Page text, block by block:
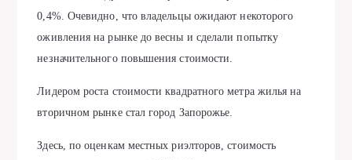
0,4%. Очевидно, что владельцы ожидают некоторого
оживления на рынке до весны и сделали попытку
незначительного повышения стоимости.
Лидером роста стоимости квадратного метра жилья на
вторичном рынке стал город Запорожье.
Здесь, по оценкам местных риэлторов, стоимость